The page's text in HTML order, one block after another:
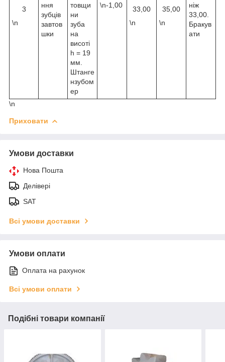
3
\n
ння
зубців
завтов
шки
товщи
ни
зуба
на
висоті
h = 19
мм.
Штанге
нзубом
ер
\n-1,00
33,00
\n
35,00
\n
ніж
33,00.
Бракув
ати
\n
Приховати
Умови доставки
Нова Пошта
Делівері
SAT
Всі умови доставки
Умови оплати
Оплата на рахунок
Всі умови оплати
Подібні товари компанії